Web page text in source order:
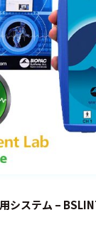
システム –